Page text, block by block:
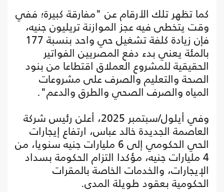
كما تظهر تلك الأرقام عن "مفارقة كبيرة؛ ففي
وقت يتخطى فيه عجز الموازنة تريليون جنيه،
فإن زيادة كلفة تشغيل حي واحد بنسبة 177
بالمئة يعني بدء دفع المصريين الفواتير
الحقيقية للمشروع العملاق اقتطاعا من بنود
الصحة والتعليم والصرف على مشروعات
المياه والصرف الصحي والطرق والدعم".
وفي أيلول/سبتمبر 2025، أعلن رئيس شركة
العاصمة الجديدة خالد عباس، ارتفاع إيجارات
الحي الحكومي إلى 6 مليارات جنيه سنويا، من
4 مليارات جنيه، مؤكدا التزام الحكومة بسداد
الإيجارات، والخدمات الخاصة بالمقرات
الحكومية بعقود طويلة المدى.